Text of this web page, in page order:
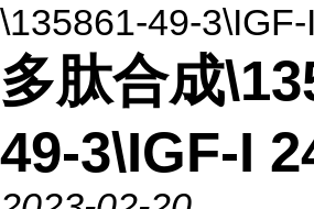
\135861-49-3\IGF-
多肽合成
49-3\IGF-I